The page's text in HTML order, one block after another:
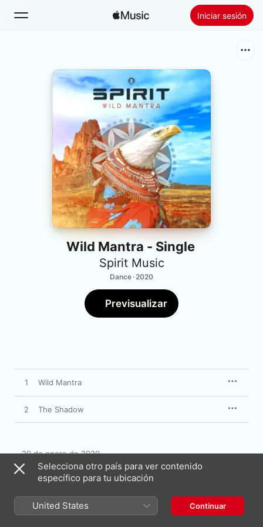
Iniciar sesión
Instalar Apple Music
Wild Mantra - Single
Spirit Music
Dance · 2020
Previsualizar
1 Wild Mantra
2 The Shadow
20 de enero de 2020
2 canciones, 13 minutos
℗ 2020 Nutek Records
Selecciona otro país para ver contenido
específico para tu ubicación
United States Continuar